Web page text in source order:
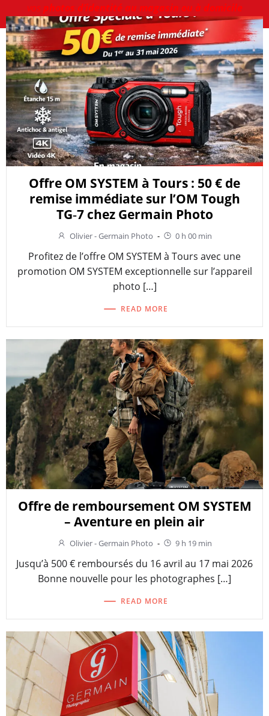
vos photos d’identité au magasin ou à domicile
Offre OM SYSTEM à Tours : 50 € de
remise immédiate sur l’OM Tough
TG‑7 chez Germain Photo
Olivier - Germain Photo - 0 h 00 min
Profitez de l’offre OM SYSTEM à Tours avec une
promotion OM SYSTEM exceptionnelle sur l’appareil
photo […]
READ MORE
Offre de remboursement OM SYSTEM
– Aventure en plein air
Olivier - Germain Photo - 9 h 19 min
Jusqu’à 500 € remboursés du 16 avril au 17 mai 2026
Bonne nouvelle pour les photographes […]
READ MORE